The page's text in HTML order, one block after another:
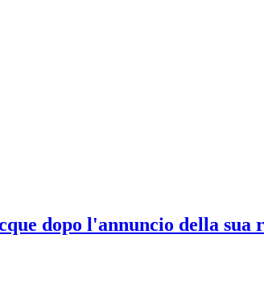
dopo l'annuncio della sua